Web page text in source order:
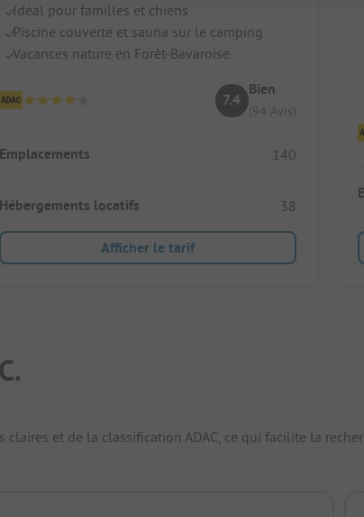
Idéal pour familles et chiens
Piscine couverte et sauna sur le camping
Vacances nature en Forêt-Bavaroise
7.4
Bien
(94 Avis)
Emplacements 140
Hébergements locatifs 38
Afficher le tarif
et de la classification ADAC, ce qui facilite la